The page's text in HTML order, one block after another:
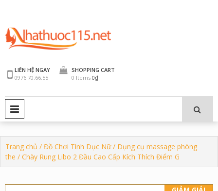
content
LIÊN HỆ NGAY
0976.70.66.55
SHOPPING CART
0 Items 0₫
Trang chủ / Đồ Chơi Tình Dục Nữ/ Dụng cụ massage phòng
the / Chày Rung Libo 2 Đầu Cao Cấp Kích Thích Điểm G